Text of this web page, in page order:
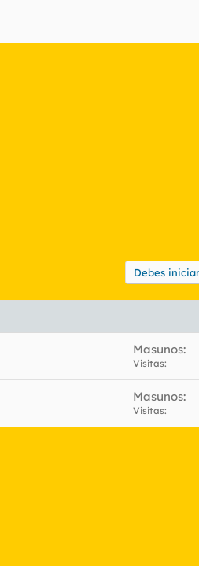
Debes
Masunos
Visitas
Masunos
Visitas